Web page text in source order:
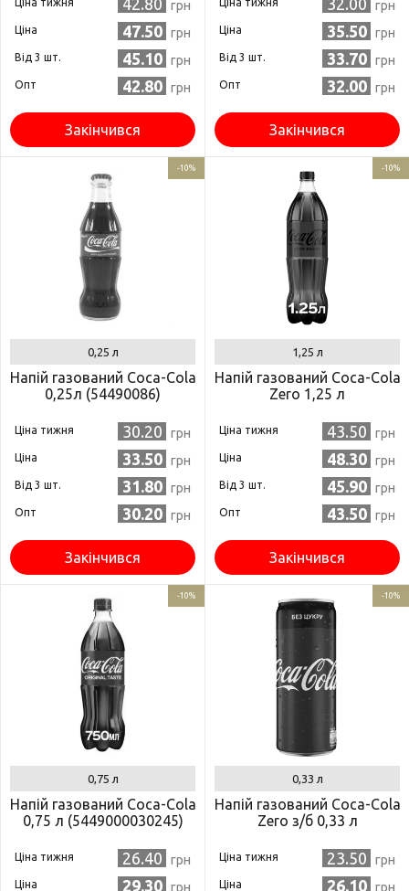
Ціна тижня 42.80 грн
Ціна 47.50 грн
Від 3 шт. 45.10 грн
Опт 42.80 грн
Закінчився
Ціна тижня 32.00 грн
Ціна 35.50 грн
Від 3 шт. 33.70 грн
Опт 32.00 грн
Закінчився
-10%
0,25 л
Напій газований Coca-Сola
0,25л (54490086)
Ціна тижня 30.20 грн
Ціна 33.50 грн
Від 3 шт. 31.80 грн
Опт 30.20 грн
Закінчився
-10%
1,25 л
Напій газований Coca-Cola
Zero 1,25 л
Ціна тижня 43.50 грн
Ціна 48.30 грн
Від 3 шт. 45.90 грн
Опт 43.50 грн
Закінчився
-10%
0,75 л
Напій газований Coca-Сola
0,75 л (5449000030245)
Ціна тижня 26.40 грн
Ціна 29.30 грн
-10%
0,33 л
Напій газований Coca-Cola
Zero з/б 0,33 л
Ціна тижня 23.50 грн
Ціна 26.10 грн